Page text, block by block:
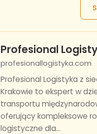
Profesional
profesionallogistyka.com
Profesional Logistyka z
Krakowie to ekspert w
transportu
oferujący kompleksowe
logistyczne dla...